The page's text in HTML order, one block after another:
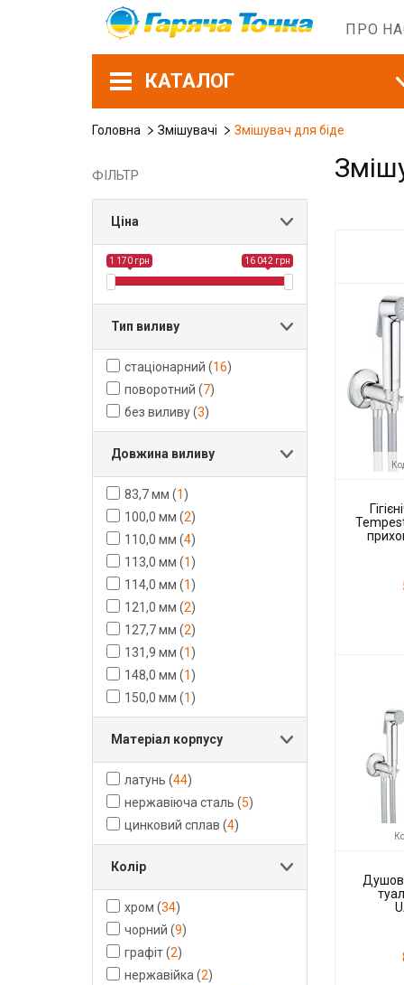
ПРО
КАТАЛОГ
Головна Змішувачі Змішувач для біде
ФІЛЬТР
Ціна
1 170 грн 16 042 грн
Тип виливу
стаціонарний (16)
поворотний (7)
без виливу(3)
Довжина виливу
83,7 мм (1 )
100,0 мм (2)
110,0 мм (4)
113,0 мм (1 )
114,0 мм (1 )
121,0 мм (2)
127,7 мм (2)
131,9 мм (1 )
148,0 мм (1 )
150,0 мм (1 )
Матеріал корпусу
латунь (44)
нержавіюча сталь (5)
цинковий сплав (4)
Колір
хром (34)
чорний (9)
графіт(2)
нержавійка (2)